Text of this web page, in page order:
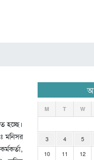
হচ্ছে।
মনিসর
M T W
3
4 5
10
11 12